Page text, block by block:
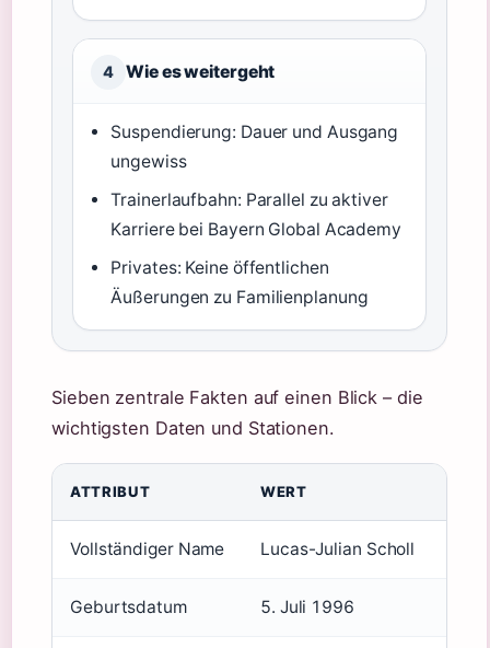
4 Wie es weitergeht
Suspendierung: Dauer und Ausgang
ungewiss
Trainerlaufbahn: Parallel zu aktiver
Karriere bei Bayern Global Academy
Privates: Keine öffentlichen
Äußerungen zu Familienplanung
Sieben zentrale Fakten auf einen Blick – die
wichtigsten Daten und Stationen.
ATTRIBUT WERT
Vollständiger Name Lucas-Julian Scholl
Geburtsdatum 5. Juli 1996